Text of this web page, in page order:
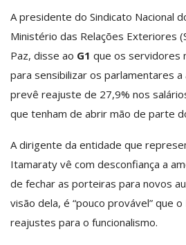
A presidente do Sindicato Nacional
Ministério das Relações Exteriores
Paz, disse ao G1 que os servidores
para sensibilizar os parlamentares
prevê reajuste de 27,9% nos
que tenham de abrir mão de parte
A dirigente da entidade que
Itamaraty vê com desconfiança a
de fechar as porteiras para novos
visão dela, é “pouco provável” que
reajustes para o funcionalismo.